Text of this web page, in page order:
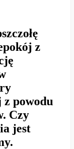
z
z powodu
Czy
jest